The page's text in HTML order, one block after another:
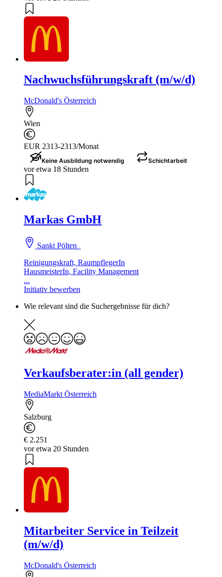
Nachwuchsführungskraft (m/w/d)
McDonald's Österreich
Wien
EUR 2313-2313/Monat
Keine Ausbildung notwendig Schichtarbeit
vor etwa 18 Stunden
Markas GmbH
Sankt Pölten
Reinigungskraft, RaumpflegerIn
HausmeisterIn, Facility Management
...
Initiativ bewerben
Wie relevant sind die Suchergebnisse für dich?
Verkaufsberater:in (all gender)
MediaMarkt Österreich
Salzburg
€ 2.251
vor etwa 20 Stunden
Mitarbeiter Service in Teilzeit
(m/w/d)
McDonald's Österreich